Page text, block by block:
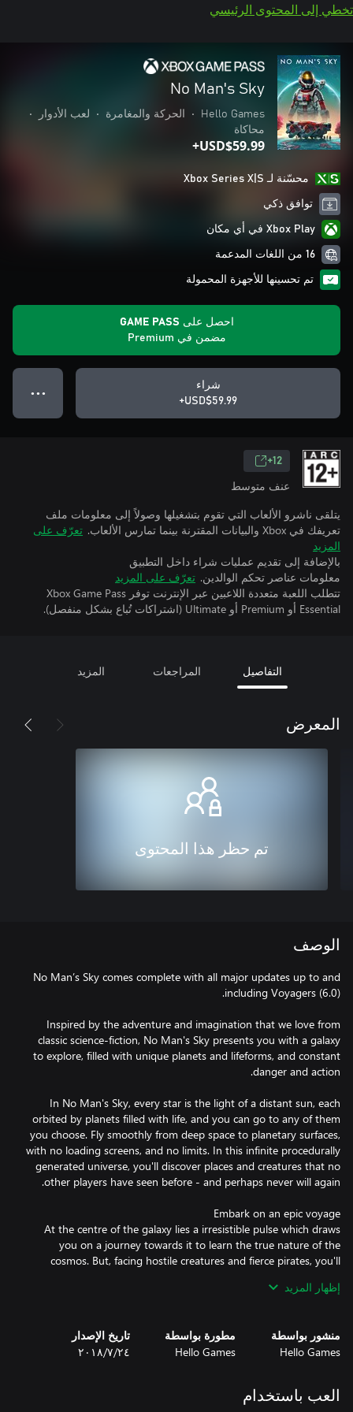
تخطي إلى المحتوى الرئيسي
No Man's Sky
Hello Games
• الحركة والمغامرة • لعب الأدوار
•
محاكاة
USD$59.99+
محسّنة لـ Xbox Series X|S
توافق ذكي
Xbox Play في أي مكان
16 من اللغات المدعمة
تم تحسينها للأجهزة المحمولة
احصل على GAME PASS
مضمن في Premium
شراء
USD$59.99+
● ● ●
12+
عنف متوسط
يتلقى ناشرو الألعاب التي تقوم بتشغيلها وصولاً إلى معلومات ملف
تعريفك في Xbox والبيانات المقترنة بينما تمارس الألعاب.
تعرّف على
المزيد
بالإضافة إلى تقديم عمليات شراء داخل التطبيق
معلومات عناصر تحكم الوالدين. تعرّف على المزيد
تتطلب اللعبة متعددة اللاعبين عبر الإنترنت توفر Xbox Game Pass
Essential أو Premium أو Ultimate (اشتراكات تُباع بشكل منفصل).
التفاصيل المراجعات المزيد
المعرض
تم حظر هذا المحتوى
الوصف
No Man’s Sky comes complete with all major updates up to and
Inspired by the adventure and imagination that we love from
classic science-fiction, No Man's Sky presents you with a galaxy
to explore, filled with unique planets and lifeforms, and constant
In No Man's Sky, every star is the light of a distant sun, each
orbited by planets filled with life, and you can go to any of them
you choose. Fly smoothly from deep space to planetary surfaces,
with no loading screens, and no limits. In this infinite procedurally
generated universe, you'll discover places and creatures that no
At the centre of the galaxy lies a irresistible pulse which draws
you on a journey towards it to learn the true nature of the
cosmos. But, facing hostile creatures and fierce pirates, you'll
the choices you make over how you upgrade your ship, your
Your voyage through No Man's Sky is up to you. Will you be a
pirates for their bounties? Power is yours if you upgrade your
إظهار المزيد
منشور بواسطة
Hello Games
مطورة بواسطة
Hello Games
تاريخ الإصدار
٢٤‏/٧‏/٢٠١٨
العب باستخدام